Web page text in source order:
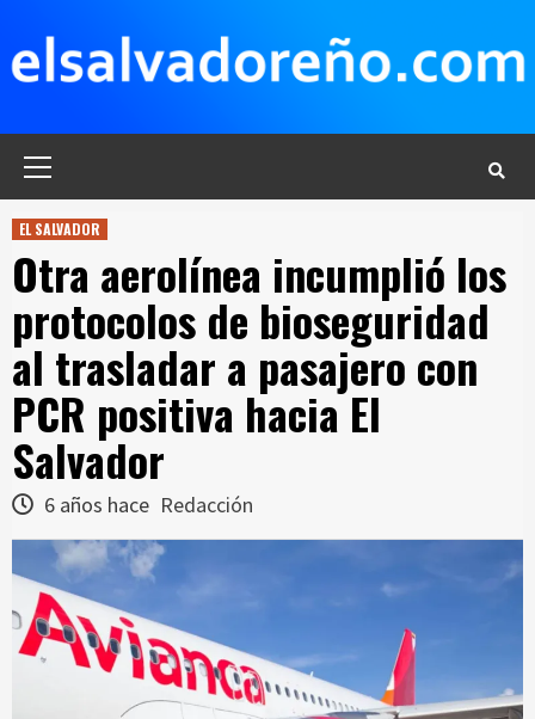
contenido
EL SALVADOR
Otra aerolínea incumplió los
protocolos de bioseguridad
al trasladar a pasajero con
PCR positiva hacia El
Salvador
6 años hace Redacción